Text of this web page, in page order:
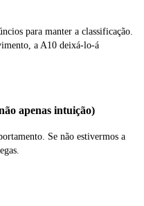
para manter a classificação.
a A10 deixá-lo-á
apenas intuição)
Se não estivermos a